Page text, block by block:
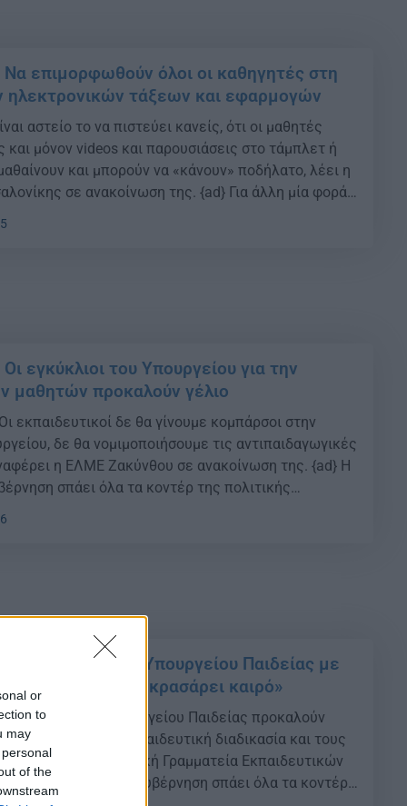
or
to
may
of the
Να επιμορφωθούν όλοι οι καθηγητές στη
ηλεκτρονικών τάξεων και εφαρμογών
αστείο το να πιστεύει κανείς, ότι οι μαθητές
μόνον videos και παρουσιάσεις στο τάμπλετ ή
και μπορούν να «κάνουν» ποδήλατο, λέει η
σε ανακοίνωση της. {ad} Για άλλη μία φορά
για το θεαθήναι και όχι για να προσφέρει
[…]
εγκύκλιοι του Υπουργείου για την
μαθητών προκαλούν γέλιο
εκπαιδευτικοί δε θα γίνουμε κομπάρσοι στην
δε θα νομιμοποιήσουμε τις αντιπαιδαγωγικές
η ΕΛΜΕ Ζακύνθου σε ανακοίνωση της. {ad} H
σπάει όλα τα κοντέρ της πολιτικής
μια, σπεύδει να χαρίσει εκατομμύρια στους
ΜΜE. Από την άλλη, «αδυνατεί» να προσφέρει […]
«Η σύνδεση του Υπουργείου Παιδείας με
έχει κρασάρει καιρό»
εγκύκλιοι του Υπουργείου Παιδείας προκαλούν
την εκπαιδευτική διαδικασία και τους
η Πανελλαδική Γραμματεία Εκπαιδευτικών
της. {ad} Η κυβέρνηση σπάει όλα τα κοντέρ